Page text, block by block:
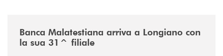
Banca Malatestiana arriva a Longiano con
la sua 31^ filiale